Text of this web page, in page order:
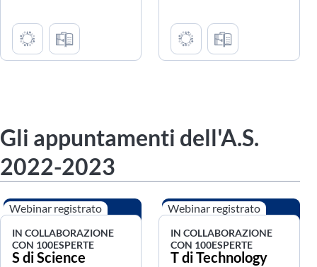
Gli appuntamenti dell'A.S.
2022-2023
Webinar registrato
IN COLLABORAZIONE
CON 100ESPERTE
S di Science
Webinar registrato
IN COLLABORAZIONE
CON 100ESPERTE
T di Technology